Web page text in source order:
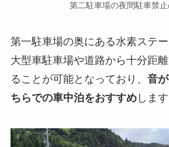
第二駐車場の夜間駐車禁止
第一駐車場の奥にある水素ステー
大型車駐車場や道路から十分距
ることが可能となっており、 音
ちらでの車中泊をおすすめします